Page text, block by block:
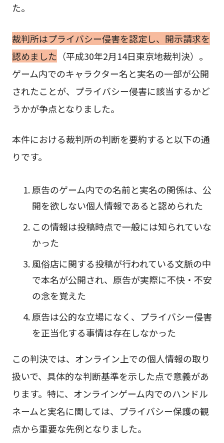
た。
裁判所はプライバシー侵害を認定し、開示請求を
認めました （平成30年2月14日東京地裁判決）。
ゲーム内でのキャラクター名と実名の一部が公開
されたことが、プライバシー侵害に該当するかど
うかが争点となりました。
本件における裁判所の判断を要約すると以下の通
りです。
原告のゲーム内での名前と実名の関係は、公
開を欲しない個人情報であると認められた
この情報は投稿時点で一般には知られていな
かった
風俗店に関する投稿が行われている文脈の中
で本名が公開され、原告が実際に不快・不安
の念を覚えた
原告は公的な立場になく、プライバシー侵害
を正当化する事情は存在しなかった
この判決では、オンライン上での個人情報の取り
扱いで、具体的な判断基準を示した点で意義があ
ります。特に、オンラインゲーム内でのハンドル
ネームと実名に関しては、プライバシー保護の観
点から重要な先例となりました。